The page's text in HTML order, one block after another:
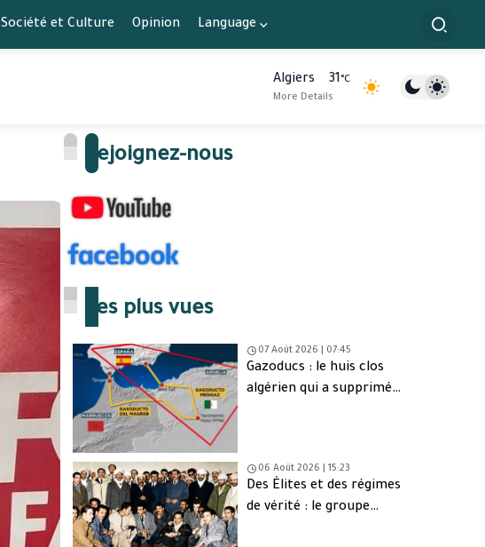
Société et Culture Opinion Language
Algiers 31°C
More Details
Rejoignez-nous
Les plus vues
07 Août 2026 | 07:45
Gazoducs : le huis clos
algérien qui a supprimé
06 Août 2026 | 15:23
Des Élites et des régimes
de vérité : le groupe